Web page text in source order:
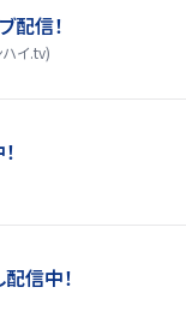
配信！
ハイ.tv)
信中！